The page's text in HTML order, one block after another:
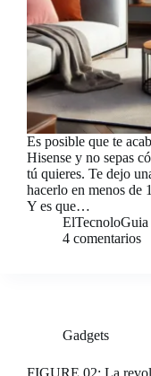
Es posible que te
Hisense y no sepas
tú quieres. Te dejo
hacerlo en menos de
Y es que…
ElTecnoloGuia
4 comentarios
Gadgets